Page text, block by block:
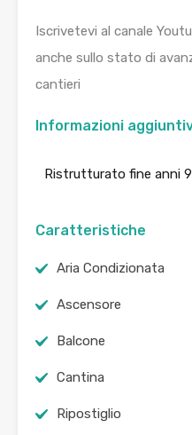
Iscrivetevi al canale
anche sullo stato di
cantieri
Informazioni
Ristrutturato fine anni
Caratteristiche
Aria Condizionata
Ascensore
Balcone
Cantina
Ripostiglio